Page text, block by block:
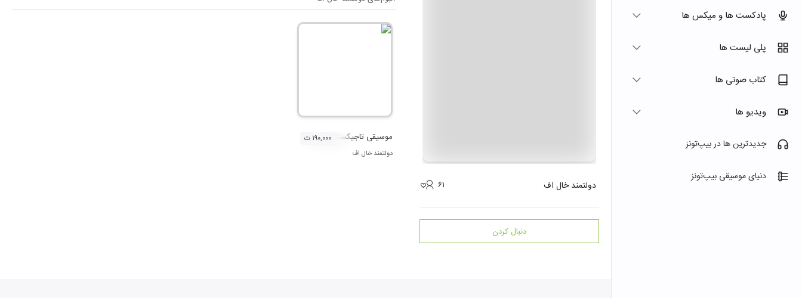
پادکست ها و میکس ها
پلی لیست ها
کتاب صوتی ها
ویدیو ها
جدیدترین ها در بیپ‌تونز
دنیای موسیقی بیپ‌تونز
دولتمند خال اف ۶۱
دنبال کردن
موسیقی تاجیکستان
دولتمند خال اف
۱۹۰,۰۰۰ ت